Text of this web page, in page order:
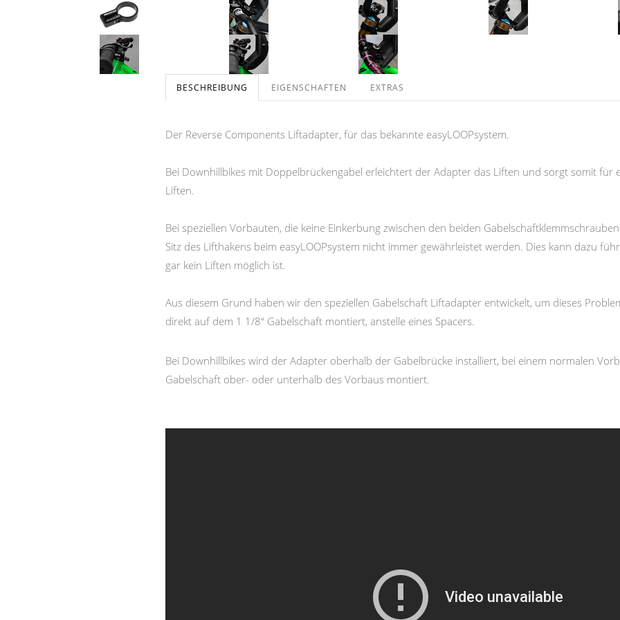
BESCHREIBUNG EIGENSCHAFTEN EXTRAS
Der Reverse Components Liftadapter, für das bekannte easyLOOPsystem.
Bei Downhillbikes mit Doppelbrückengabel erleichtert der Adapter das Liften und sorgt somit für
Liften.
Bei speziellen Vorbauten, die keine Einkerbung zwischen den beiden
Sitz des Lifthakens beim easyLOOPsystem nicht immer gewährleistet werden. Dies kann dazu
gar kein Liften möglich ist.
Aus diesem Grund haben wir den speziellen Gabelschaft Liftadapter entwickelt, um dieses
direkt auf dem 1 1/8“ Gabelschaft montiert, anstelle eines Spacers.
Bei Downhillbikes wird der Adapter oberhalb der Gabelbrücke installiert, bei einem normalen
Gabelschaft ober- oder unterhalb des Vorbaus montiert.